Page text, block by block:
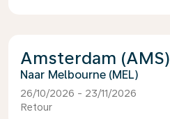
Amsterdam (AMS)
Melbourne (MEL)
26/10/2026 - 23/11/2026
Retour